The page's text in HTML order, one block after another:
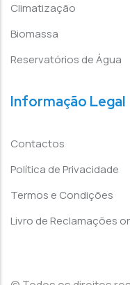
Climatização
Biomassa
Reservatórios de Água
Informação Legal
Contactos
Política de Privacidade
Termos e Condições
Livro de Reclamações